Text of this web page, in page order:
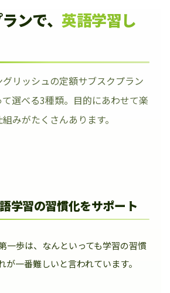
ンで、 英語学習し
リッシュの定額サブスクプラン
選べる3種類。目的にあわせて楽
みがたくさんあります。
学習の習慣化をサポート
一歩は、なんといっても学習の習慣
が一番難しいと言われています。